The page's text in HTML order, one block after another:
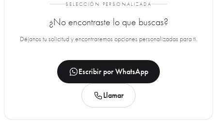
SELECCIÓN PERSONALIZADA
¿No encontraste lo que buscas?
Déjanos tu solicitud y encontraremos opciones personalizadas para ti.
Escribir por WhatsApp
Llamar